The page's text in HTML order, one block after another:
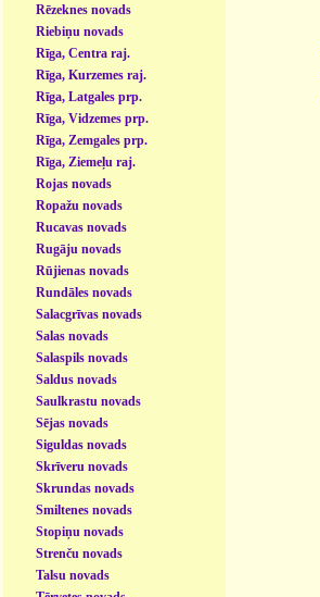
Rēzeknes novads
Riebiņu novads
Rīga, Centra raj.
Rīga, Kurzemes raj.
Rīga, Latgales prp.
Rīga, Vidzemes prp.
Rīga, Zemgales prp.
Rīga, Ziemeļu raj.
Rojas novads
Ropažu novads
Rucavas novads
Rugāju novads
Rūjienas novads
Rundāles novads
Salacgrīvas novads
Salas novads
Salaspils novads
Saldus novads
Saulkrastu novads
Sējas novads
Siguldas novads
Skrīveru novads
Skrundas novads
Smiltenes novads
Stopiņu novads
Strenču novads
Talsu novads